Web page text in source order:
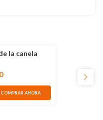
la canela
COMPRAR AHORA